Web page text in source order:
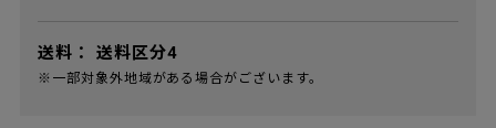
送料： 送料区分4
※一部対象外地域がある場合がございます。